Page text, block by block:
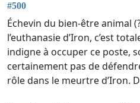
#500
Échevin du bien-être animal
l’euthanasie d’Iron, c’est
indigne à occuper ce poste,
certainement pas de
rôle dans le meurtre d’Iron.